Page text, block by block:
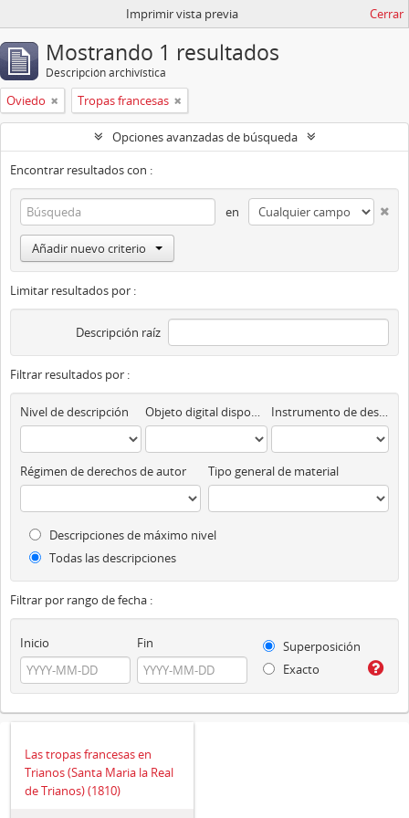
Imprimir vista previa Cerrar
Mostrando 1 resultados
Descripción archivística
Oviedo Tropas francesas
Opciones avanzadas de búsqueda
Encontrar resultados con :
en
Añadir nuevo criterio
Limitar resultados por :
Descripción raíz
Filtrar resultados por :
Nivel de descripción Objeto digital disponibles Instrumento de descripción
Régimen de derechos de autor Tipo general de material
Descripciones de máximo nivel
Todas las descripciones
Filtrar por rango de fecha :
Inicio Fin
Superposición
Exacto
Las tropas francesas en
Trianos (Santa Maria la Real
de Trianos) (1810)